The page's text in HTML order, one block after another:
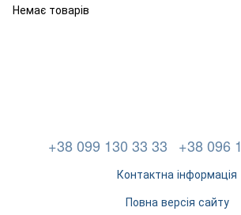
Немає товарів
+38 099 130 33 33 +38 096
Контактна інформація
Повна версія сайту